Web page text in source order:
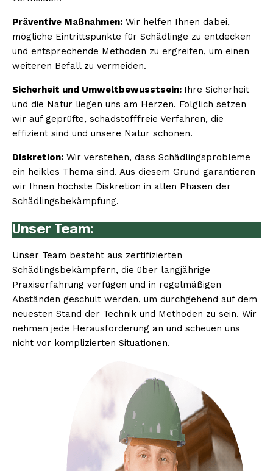
Präventive Maßnahmen: Wir helfen Ihnen dabei,
mögliche Eintrittspunkte für Schädlinge zu entdecken
und entsprechende Methoden zu ergreifen, um einen
weiteren Befall zu vermeiden.
Sicherheit und Umweltbewusstsein: Ihre Sicherheit
und die Natur liegen uns am Herzen. Folglich setzen
wir auf geprüfte, schadstofffreie Verfahren, die
effizient sind und unsere Natur schonen.
Diskretion: Wir verstehen, dass Schädlingsprobleme
ein heikles Thema sind. Aus diesem Grund garantieren
wir Ihnen höchste Diskretion in allen Phasen der
Schädlingsbekämpfung.
Unser Team:
Unser Team besteht aus zertifizierten
Schädlingsbekämpfern, die über langjährige
Praxiserfahrung verfügen und in regelmäßigen
Abständen geschult werden, um durchgehend auf dem
neuesten Stand der Technik und Methoden zu sein. Wir
nehmen jede Herausforderung an und scheuen uns
nicht vor komplizierten Situationen.